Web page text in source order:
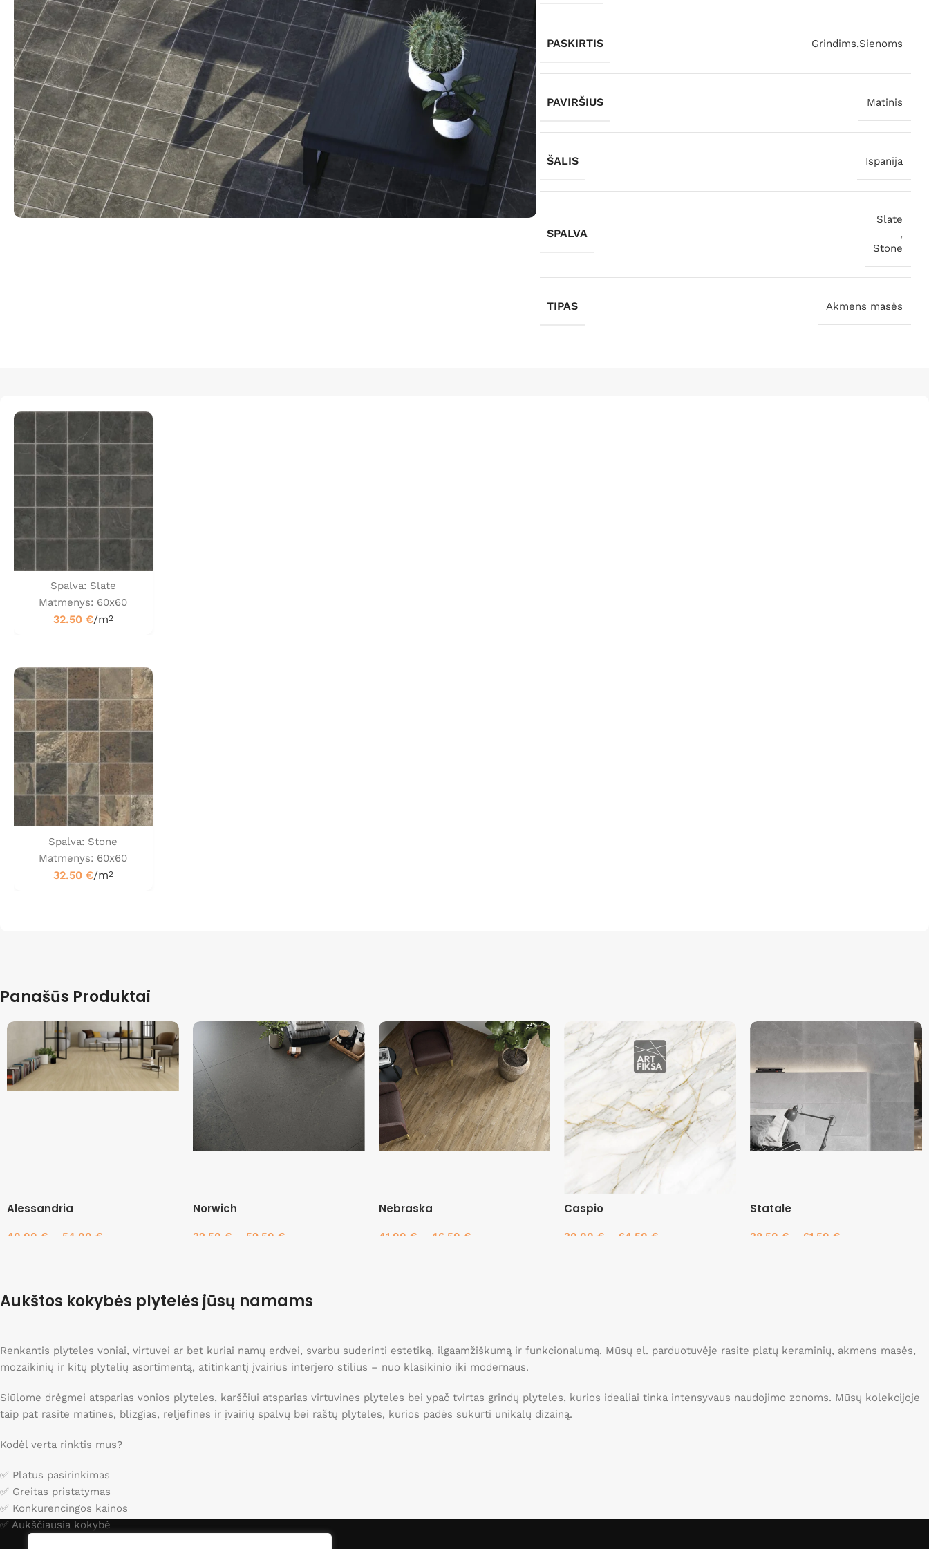
PASKIRTIS Grindims,Sienoms
PAVIRŠIUS Matinis
ŠALIS Ispanija
SPALVA
Slate
,
Stone
TIPAS Akmens masės
Spalva: Slate
Matmenys: 60x60
32.50 €/m2
Spalva: Stone
Matmenys: 60x60
32.50 €/m2
Panašūs Produktai
Alessandria
40.00 € 54.00 €
Norwich
32.50 € 59.50 €
Nebraska
41.00 € 46.50 €
Caspio
30.00€ 64.50€
Statale
38.50€ 61.50€
Aukštos kokybės plytelės jūsų namams
Renkantis plyteles voniai, virtuvei ar bet kuriai namų erdvei, svarbu suderinti estetiką, ilgaamžiškumą ir funkcionalumą. Mūsų el. parduotuvėje rasite platų keraminių, akmens masės,
mozaikinių ir kitų plytelių asortimentą, atitinkantį įvairius interjero stilius – nuo klasikinio iki modernaus.
Siūlome drėgmei atsparias vonios plyteles, karščiui atsparias virtuvines plyteles bei ypač tvirtas grindų plyteles, kurios idealiai tinka intensyvaus naudojimo zonoms. Mūsų kolekcijoje
taip pat rasite matines, blizgias, reljefines ir įvairių spalvų bei raštų plyteles, kurios padės sukurti unikalų dizainą.
Kodėl verta rinktis mus?
✅ Platus pasirinkimas
✅ Greitas pristatymas
✅ Konkurencingos kainos
✅ Aukščiausia kokybė